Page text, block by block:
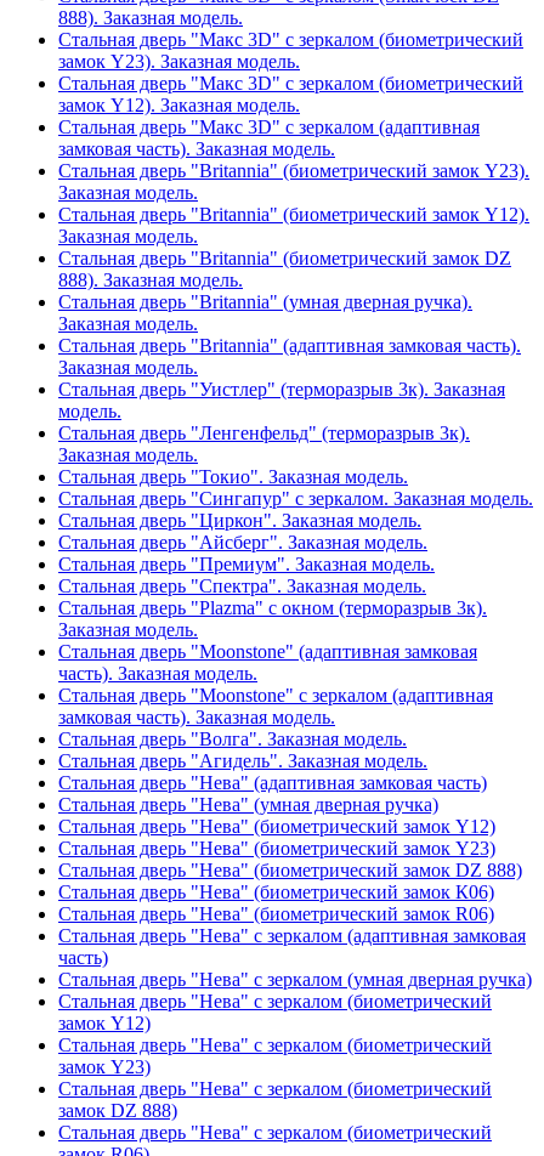
888). Заказная модель.
Стальная дверь "Макс 3D" с зеркалом (биометрический
замок Y23). Заказная модель.
Стальная дверь "Макс 3D" с зеркалом (биометрический
замок Y12). Заказная модель.
Стальная дверь "Макс 3D" с зеркалом (адаптивная
замковая часть). Заказная модель.
Стальная дверь "Britannia" (биометрический замок Y23).
Заказная модель.
Стальная дверь "Britannia" (биометрический замок Y12).
Заказная модель.
Стальная дверь "Britannia" (биометрический замок DZ
888). Заказная модель.
Стальная дверь "Britannia" (умная дверная ручка).
Заказная модель.
Стальная дверь "Britannia" (адаптивная замковая часть).
Заказная модель.
Стальная дверь "Уистлер" (терморазрыв 3к). Заказная
модель.
Стальная дверь "Ленгенфельд" (терморазрыв 3к).
Заказная модель.
Стальная дверь "Токио". Заказная модель.
Стальная дверь "Сингапур" с зеркалом. Заказная модель.
Стальная дверь "Циркон". Заказная модель.
Стальная дверь "Айсберг". Заказная модель.
Стальная дверь "Премиум". Заказная модель.
Стальная дверь "Спектра". Заказная модель.
Стальная дверь "Plazma" с окном (терморазрыв 3к).
Заказная модель.
Стальная дверь "Moonstone" (адаптивная замковая
часть). Заказная модель.
Стальная дверь "Moonstone" с зеркалом (адаптивная
замковая часть). Заказная модель.
Стальная дверь "Волга". Заказная модель.
Стальная дверь "Агидель". Заказная модель.
Стальная дверь "Нева" (адаптивная замковая часть)
Стальная дверь "Нева" (умная дверная ручка)
Стальная дверь "Нева" (биометрический замок Y12)
Стальная дверь "Нева" (биометрический замок Y23)
Стальная дверь "Нева" (биометрический замок DZ 888)
Стальная дверь "Нева" (биометрический замок К06)
Стальная дверь "Нева" (биометрический замок R06)
Стальная дверь "Нева" с зеркалом (адаптивная замковая
часть)
Стальная дверь "Нева" с зеркалом (умная дверная ручка)
Стальная дверь "Нева" с зеркалом (биометрический
замок Y12)
Стальная дверь "Нева" с зеркалом (биометрический
замок Y23)
Стальная дверь "Нева" с зеркалом (биометрический
замок DZ 888)
Стальная дверь "Нева" с зеркалом (биометрический